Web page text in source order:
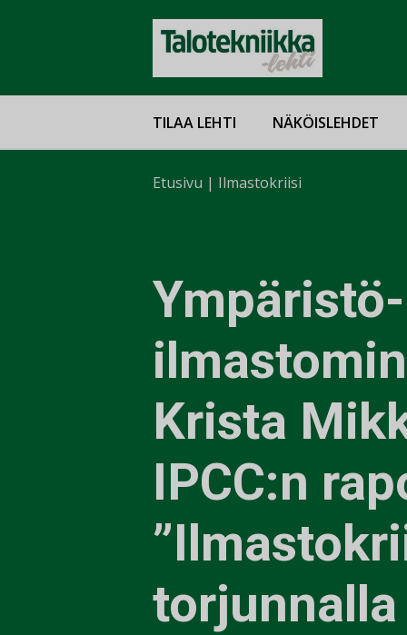
TILAA LEHTI NÄKÖISLEHDET
Etusivu | Ilmastokriisi
Krista
IPCC:n